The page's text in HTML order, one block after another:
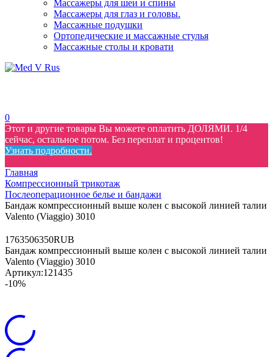
Массажеры для шеи и спины
Массажеры для глаз и головы.
Массажные подушки
Ортопедические и массажные стулья
Массажные столы и кровати
0
Этот и другие товары Вы можете оплатить ДОЛЯМИ. 1/4
сейчас, остальное потом. Без переплат и процентов!
Узнать подробности.
Главная
Компрессионный трикотаж
Послеоперационное белье и бандажи
Бандаж компрессионный выше колен с высокой линией талии
Valento (Viaggio) 3010
1763506350RUB
Бандаж компрессионный выше колен с высокой линией талии
Valento (Viaggio) 3010
Артикул:121435
-10%